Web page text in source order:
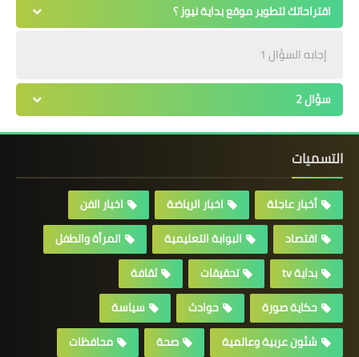
اقتراحاتك لتطوير موقع بداية نيوز ؟
إجابه السؤال 1
سؤال 2
التسميات
أخبار عاجلة اخبار الرياضة
اخبار الفن
اقتصاد
البوابة التعليمية
المرأة والطفل
بداية tv
تحقيقات
ثقافة
حكاية صورة
حوادث
سياسة
شئون عربية وعالمية
صحة
محافظات